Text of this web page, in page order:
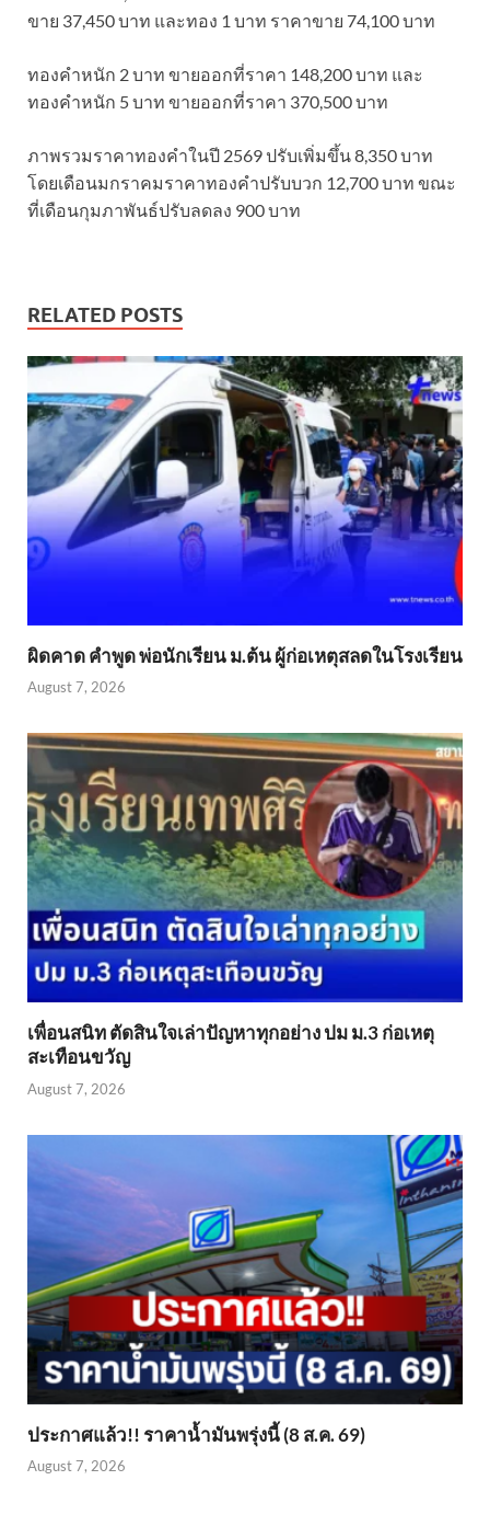
ขาย 37,450 บาท และทอง 1 บาท ราคาขาย 74,100 บาท
ทองคำหนัก 2 บาท ขายออกที่ราคา 148,200 บาท และ
ทองคำหนัก 5 บาท ขายออกที่ราคา 370,500 บาท
ภาพรวมราคาทองคำในปี 2569 ปรับเพิ่มขึ้น 8,350 บาท
โดยเดือนมกราคมราคาทองคำปรับบวก 12,700 บาท ขณะ
ที่เดือนกุมภาพันธ์ปรับลดลง 900 บาท
RELATED POSTS
ผิดคาด คำพูด พ่อนักเรียน ม.ต้น ผู้ก่อเหตุสลดในโรงเรียน
August 7, 2026
เพื่อนสนิท ตัดสินใจเล่าปัญหาทุกอย่าง ปม ม.3 ก่อเหตุ
สะเทือนขวัญ
August 7, 2026
ประกาศแล้ว!! ราคาน้ำมันพรุ่งนี้ (8 ส.ค. 69)
August 7, 2026